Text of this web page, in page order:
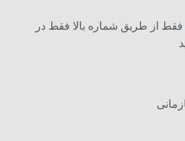
از طریق شماره بالا فقط در